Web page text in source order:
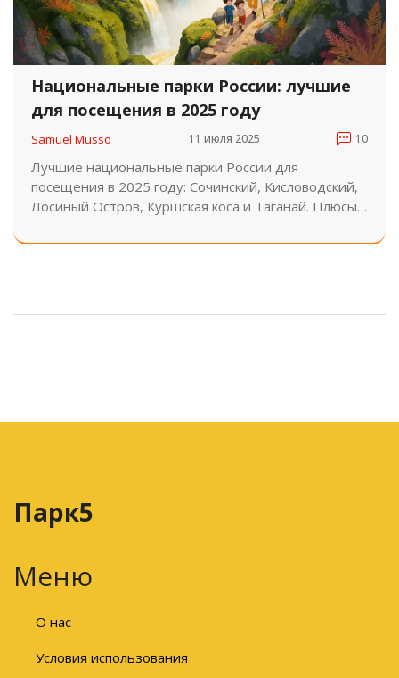
Национальные парки России: лучшие
для посещения в 2025 году
Samuel Musso 11 июля 2025 10
Лучшие национальные парки России для
посещения в 2025 году: Сочинский, Кисловодский,
Лосиный Остров, Куршская коса и Таганай. Плюсы,
Парк5
Меню
О нас
Условия использования